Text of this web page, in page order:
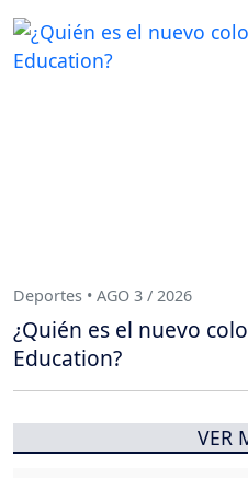
Deportes • AGO 3 / 2026
¿Quién es el nuevo
Education?
VER